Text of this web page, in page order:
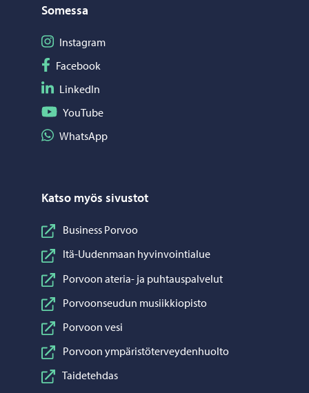
Somessa
Seuraa Instagram
Instagram
Seuraa Facebook
Facebook
Seuraa LinkedIn
LinkedIn
Seuraa YouTube
YouTube
Jaa WhatsApp
WhatsApp
Katso myös sivustot
Business Porvoo
Itä-Uudenmaan hyvinvointialue
Porvoon ateria- ja puhtauspalvelut
Porvoonseudun musiikkiopisto
Porvoon vesi
Porvoon ympäristöterveydenhuolto
Taidetehdas